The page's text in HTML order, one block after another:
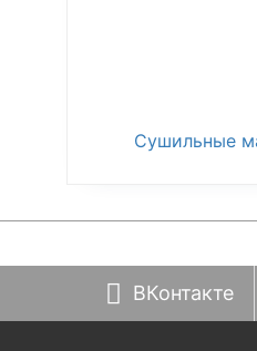
Сушильные
ВКонтакте